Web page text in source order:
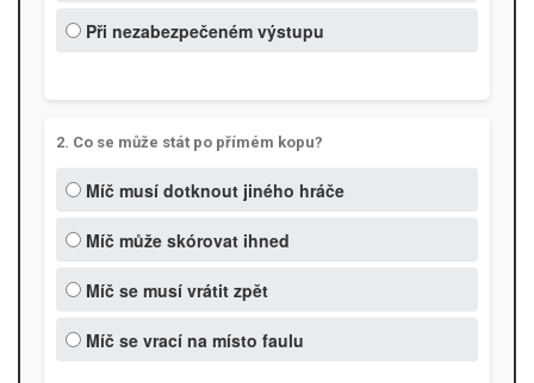
Při nezabezpečeném výstupu
2. Co se může stát po přímém kopu?
Míč musí dotknout jiného hráče
Míč může skórovat ihned
Míč se musí vrátit zpět
Míč se vrací na místo faulu